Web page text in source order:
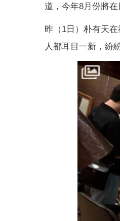
道，今年8月份將
昨（1日）朴有天
人都耳目一新，紛